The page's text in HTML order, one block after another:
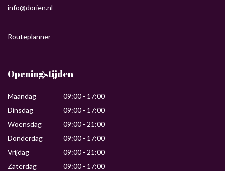
info@dorien.nl
Routeplanner
Openingstijden
Maandag
09:00 - 17:00
Dinsdag
09:00 - 17:00
Woensdag
09:00 - 21:00
Donderdag
09:00 - 17:00
Vrijdag
09:00 - 21:00
Zaterdag
09:00 - 17:00